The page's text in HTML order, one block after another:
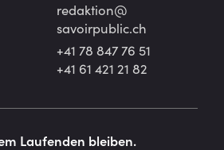
redaktion@
savoirpublic.ch
+41 78 847 76 51
+41 61 421 21 82
Laufenden bleiben.